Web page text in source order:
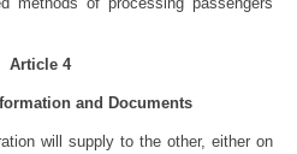
Article 4
and Documents
will supply to the other, either on